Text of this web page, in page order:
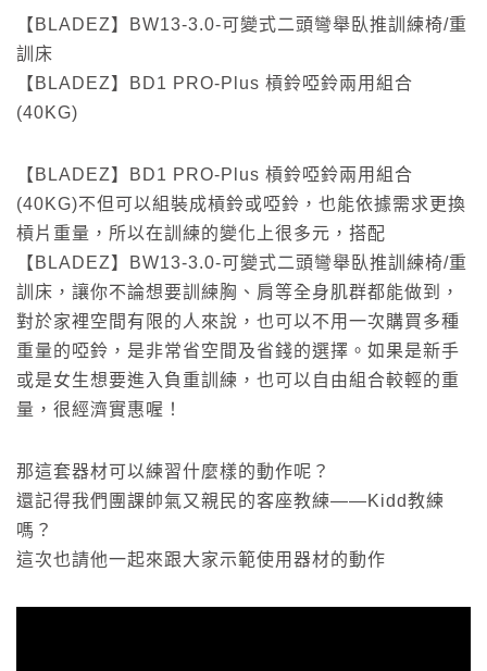
【BLADEZ】BW13-3.0-可變式二頭彎舉臥推訓練椅/重
訓床
【BLADEZ】BD1 PRO-Plus 槓鈴啞鈴兩用組合
(40KG)
【BLADEZ】BD1 PRO-Plus 槓鈴啞鈴兩用組合
(40KG)不但可以組裝成槓鈴或啞鈴，也能依據需求更換
槓片重量，所以在訓練的變化上很多元，搭配
【BLADEZ】BW13-3.0-可變式二頭彎舉臥推訓練椅/重
訓床，讓你不論想要訓練胸、肩等全身肌群都能做到，
對於家裡空間有限的人來說，也可以不用一次購買多種
重量的啞鈴，是非常省空間及省錢的選擇。如果是新手
或是女生想要進入負重訓練，也可以自由組合較輕的重
量，很經濟實惠喔！
那這套器材可以練習什麼樣的動作呢？
還記得我們團課帥氣又親民的客座教練——Kidd教練
嗎？
這次也請他一起來跟大家示範使用器材的動作